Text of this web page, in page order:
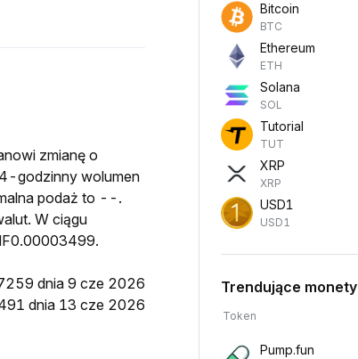
zmianę o
godzinny wolumen
podaż to --.
W ciągu
dnia 9 cze 2026
dnia 13 cze 2026
Bitcoin
BTC
Ethereum
ETH
Solana
SOL
Tutorial
TUT
XRP
XRP
USD1
USD1
Trendujące monety
Token
Pump.fun